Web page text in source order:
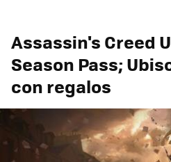
Assassin's Creed
Season Pass;
con regalos